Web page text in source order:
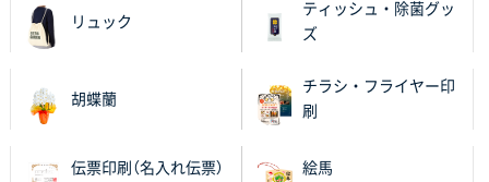
兵庫県のお客様
100枚
ロゴが入れられること
ECOワンポイントポリ袋 A4サイズ（白）
リュック
ティッシュ・除菌グッ
ズ
胡蝶蘭
チラシ・フライヤー印
刷
伝票印刷（名入れ伝票） 絵馬